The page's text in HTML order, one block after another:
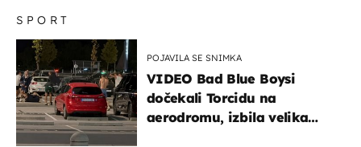
SPORT
POJAVILA SE SNIMKA
VIDEO Bad Blue Boysi
dočekali Torcidu na
aerodromu, izbila velika